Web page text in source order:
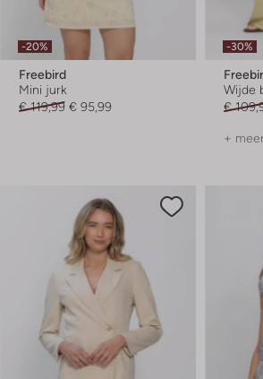
-20%
Freebird
Mini jurk
€ 119,99 € 95,99
-30%
Wijde
€
+